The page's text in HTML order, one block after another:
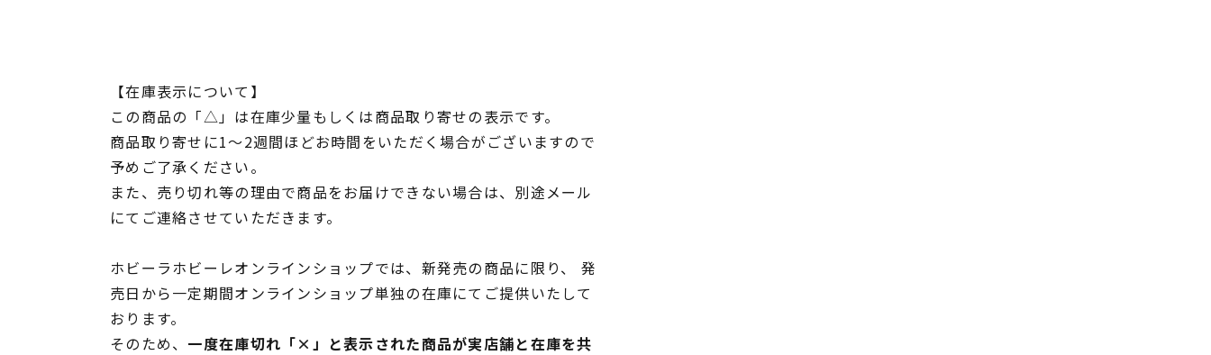
【在庫表示について】
この商品の「△」は在庫少量もしくは商品取り寄せの表示です。
商品取り寄せに1～2週間ほどお時間をいただく場合がございますので
予めご了承ください。
また、売り切れ等の理由で商品をお届けできない場合は、別途メール
にてご連絡させていただきます。
ホビーラホビーレオンラインショップでは、新発売の商品に限り、 発
売日から一定期間オンラインショップ単独の在庫にてご提供いたして
おります。
そのため、 一度在庫切れ「×」と表示された商品が実店舗と在庫を共